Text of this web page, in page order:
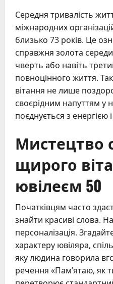
Середня тривалість
міжнародних
близько 73 років. Це
справжня золота
чверть або навіть
повноцінного життя.
вітання не лише
своєрідним напуттям у
поєднується з
Мистецтво
щирого
ювілеєм 50
Початківцям часто
знайти красиві слова.
персоналізація.
характеру ювіляра,
яку людина говорила
речення «Пам’ятаю, як